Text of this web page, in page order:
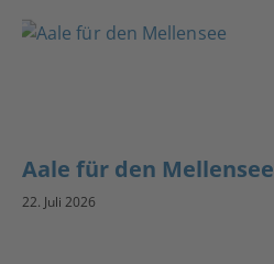
Aale für den Mellensee
22. Juli 2026